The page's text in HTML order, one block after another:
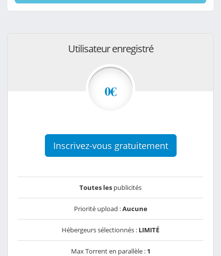
Utilisateur enregistré
0€
Inscrivez-vous gratuitement
Toutes les publicités
Priorité upload :Aucune
Hébergeurs sélectionnés : LIMITÉ
Max Torrent en parallèle : 1